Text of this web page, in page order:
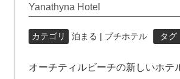
Yanathyna Hotel
カテゴリ 泊まる | プチホテル タグ
オーチティルビーチの新しいホテ